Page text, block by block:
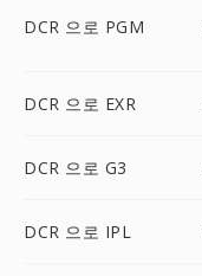
DCR 으로 PGM
DCR 으로 EXR
DCR 으로 G3
DCR 으로 IPL